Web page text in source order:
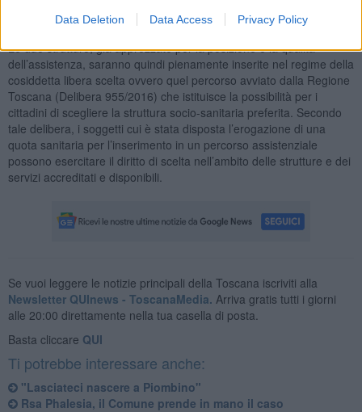
Data Deletion Data Access Privacy Policy
previsti lavori di ripristino e miglioramento specifico della struttura”.
Le due strutture, già apprezzate per la posizione e la qualità
dell’assistenza, saranno quindi pienamente inserite nel regime della
cosiddetta libera scelta ovvero quel percorso avviato dalla Regione
Toscana (Delibera 955/2016) che istituisce la possibilità per i
cittadini di scegliere la struttura socio-sanitaria preferita. Secondo
tale delibera, i soggetti cui è stata disposta l’erogazione di una
quota sanitaria per l’inserimento in un percorso assistenziale
possono esercitare il diritto di scelta nell’ambito delle strutture e dei
servizi accreditati e disponibili.
Se vuoi leggere le notizie principali della Toscana iscriviti alla
Newsletter QUInews - ToscanaMedia. Arriva gratis tutti i giorni
alle 20:00 direttamente nella tua casella di posta.
Basta cliccare QUI
Ti potrebbe interessare anche:
"Lasciateci nascere a Piombino"
Rsa Phalesia, il Comune prende in mano il caso